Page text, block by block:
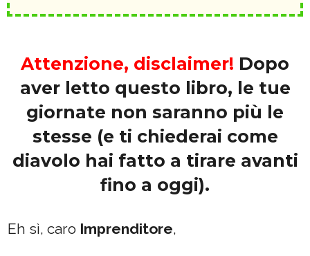
Attenzione, disclaimer! Dopo
aver letto questo libro, le tue
giornate non saranno più le
stesse (e ti chiederai come
diavolo hai fatto a tirare avanti
fino a oggi).
Eh sì, caro Imprenditore,